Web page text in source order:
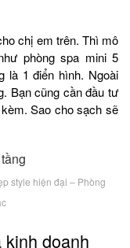
chị em trên. Thì mô
phòng spa mini 5
là 1 điển hình. Ngoài
Bạn cũng cần đầu tư
Sao cho sạch sẽ
style hiện đại – Phòng
kinh doanh